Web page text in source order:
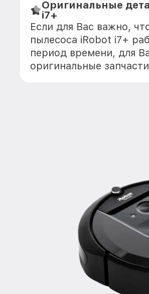
Оригинальные
i7+
Если для Вас важно,
пылесоса iRobot i7+
период времени, для
оригинальные